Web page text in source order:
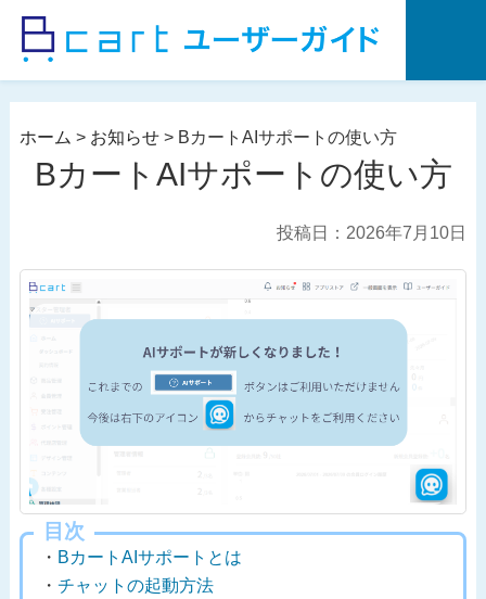
ホーム > お知らせ> BカートAIサポートの使い方
BカートAIサポートの使い方
投稿日：2026年7月10日
目次
・ BカートAIサポートとは
・ チャットの起動方法